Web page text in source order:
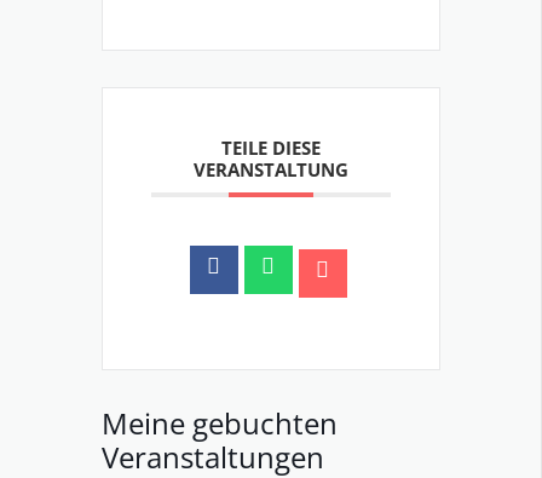
TEILE DIESE
VERANSTALTUNG
Meine gebuchten
Veranstaltungen